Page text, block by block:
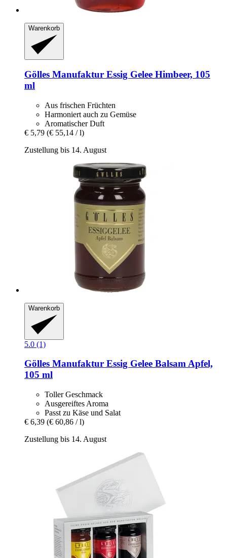
Warenkorb
Gölles Manufaktur Essig Gelee Himbeer, 105
ml
Aus frischen Früchten
Harmoniert auch zu Gemüse
Aromatischer Duft
€ 5,79 (€ 55,14 / l)
Zustellung bis 14. August
Warenkorb
5.0 (1)
Gölles Manufaktur Essig Gelee Balsam Apfel,
105 ml
Toller Geschmack
Ausgereiftes Aroma
Passt zu Käse und Salat
€ 6,39 (€ 60,86 / l)
Zustellung bis 14. August